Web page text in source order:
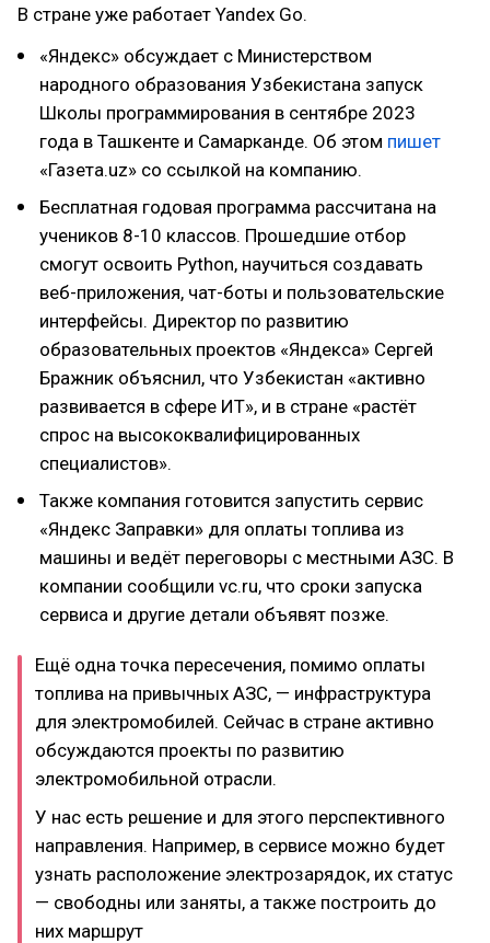
В стране уже работает Yandex Go.
«Яндекс» обсуждает с Министерством
народного образования Узбекистана запуск
Школы программирования в сентябре 2023
года в Ташкенте и Самарканде. Об этом пишет
«Газета.uz» со ссылкой на компанию.
Бесплатная годовая программа рассчитана на
учеников 8-10 классов. Прошедшие отбор
смогут освоить Python, научиться создавать
веб-приложения, чат-боты и пользовательские
интерфейсы. Директор по развитию
образовательных проектов «Яндекса» Сергей
Бражник объяснил, что Узбекистан «активно
развивается в сфере ИТ», и в стране «растёт
спрос на высококвалифицированных
специалистов».
Также компания готовится запустить сервис
«Яндекс Заправки» для оплаты топлива из
машины и ведёт переговоры с местными АЗС. В
компании сообщили vc.ru, что сроки запуска
сервиса и другие детали объявят позже.
Ещё одна точка пересечения, помимо оплаты
топлива на привычных АЗС, — инфраструктура
для электромобилей. Сейчас в стране активно
обсуждаются проекты по развитию
электромобильной отрасли.
У нас есть решение и для этого перспективного
направления. Например, в сервисе можно будет
узнать расположение электрозарядок, их статус
— свободны или заняты, а также построить до
них маршрут